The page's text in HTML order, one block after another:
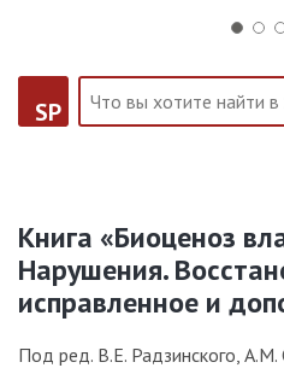
SP
Книга «Биоценоз
Нарушения.
исправленное и
Под ред. В.Е. Радзинского, А.М.